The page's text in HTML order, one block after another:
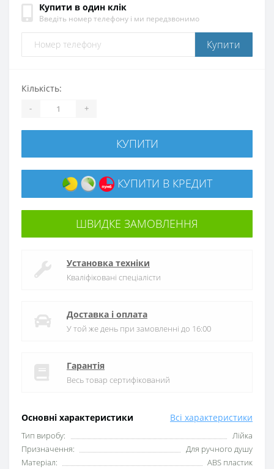
Купити в один клік
Введіть номер телефону і ми передзвонимо
Купити
Основні характеристики Всі характеристики
Тип виробу:
Лійка
Призначення:
Для ручного душу
Матеріал:
ABS пластик
Кількість:
- +
КУПИТИ
КУПИТИ В КРЕДИТ
ШВИДКЕ ЗАМОВЛЕННЯ
Установка техніки
Кваліфіковані спеціалісти
Доставка і оплата
У той же день при замовленні до 16:00
Гарантія
Весь товар сертифікований